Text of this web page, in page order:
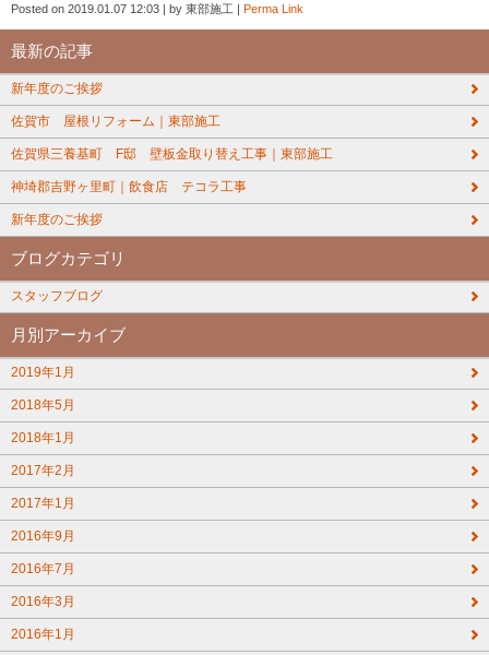
Posted on 2019.01.07 12:03 | by 東部施工 | Perma Link
最新の記事
新年度のご挨拶
佐賀市 屋根リフォーム｜東部施工
佐賀県三養基町 F邸 壁板金取り替え工事｜東部施工
神埼郡吉野ヶ里町｜飲食店 テコラ工事
新年度のご挨拶
ブログカテゴリ
スタッフブログ
月別アーカイブ
2019年1月
2018年5月
2018年1月
2017年2月
2017年1月
2016年9月
2016年7月
2016年3月
2016年1月